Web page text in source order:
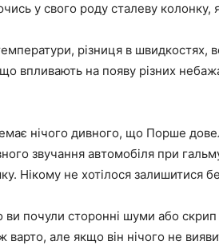
у свого роду сталеву колонку,
різниця в швидкостях,
впливають на появу різних
нічого дивного, що Порше
звучання автомобіля при
Нікому не хотілося залишитися
почули сторонні шуми або скрип
варто, але якщо він нічого не